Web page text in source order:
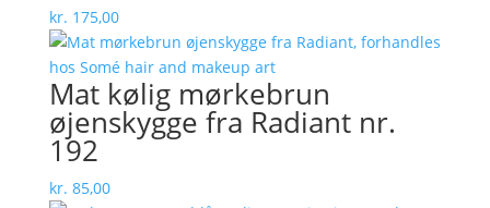
kr. 175,00
Mat kølig mørkebrun
øjenskygge fra Radiant nr.
192
kr. 85,00